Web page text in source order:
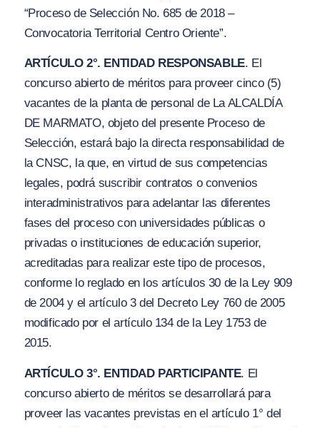
“Proceso de Selección No. 685 de 2018 –
Convocatoria Territorial Centro Oriente”.
ARTÍCULO 2°. ENTIDAD RESPONSABLE. El
concurso abierto de méritos para proveer cinco (5)
vacantes de la planta de personal de La ALCALDÍA
DE MARMATO, objeto del presente Proceso de
Selección, estará bajo la directa responsabilidad de
la CNSC, la que, en virtud de sus competencias
legales, podrá suscribir contratos o convenios
interadministrativos para adelantar las diferentes
fases del proceso con universidades públicas o
privadas o instituciones de educación superior,
acreditadas para realizar este tipo de procesos,
conforme lo reglado en los artículos 30 de la Ley 909
de 2004 y el artículo 3 del Decreto Ley 760 de 2005
modificado por el artículo 134 de la Ley 1753 de
2015.
ARTÍCULO 3°. ENTIDAD PARTICIPANTE. El
concurso abierto de méritos se desarrollará para
proveer las vacantes previstas en el artículo 1° del